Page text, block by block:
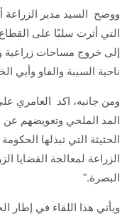
ووضح السيد مدير الزراعة
التي أثرت سلبًا على
إلى خروج مساحات زراعية
ناحية السيبة والفاو وأبي
ومن جانبه، اكد العامري
المد الملحي وتعويضهم عن
الحثيثة التي تبذلها
الزراعة لمعالجة القضايا
البصرة."
ويأتي هذا اللقاء في إطار